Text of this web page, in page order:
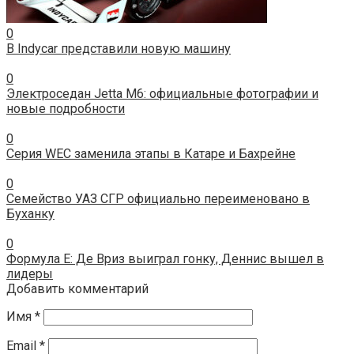
0
В Indycar представили новую машину
0
Электроседан Jetta M6: официальные фотографии и
новые подробности
0
Серия WEC заменила этапы в Катаре и Бахрейне
0
Семейство УАЗ СГР официально переименовано в
Буханку
0
Формула E: Де Вриз выиграл гонку, Деннис вышел в
лидеры
Добавить комментарий
Имя *
Email *